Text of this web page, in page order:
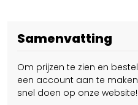
Samenvatting
Om prijzen te zien en
een account aan te
snel doen op onze website!